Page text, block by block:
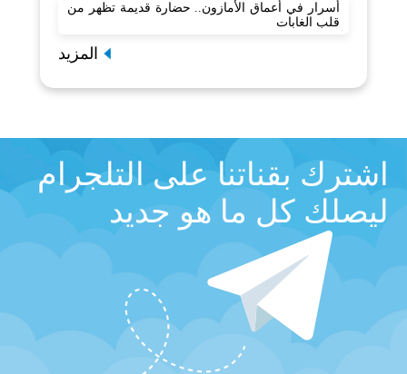
أسرار في أعماق الأمازون.. حضارة قديمة تظهر من
قلب الغابات
المزيد
اشترك بقناتنا على التلجرام
ليصلك كل ما هو جديد